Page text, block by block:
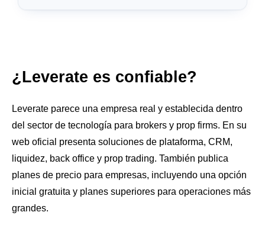
¿Leverate es confiable?
Leverate parece una empresa real y establecida dentro
del sector de tecnología para brokers y prop firms. En su
web oficial presenta soluciones de plataforma, CRM,
liquidez, back office y prop trading. También publica
planes de precio para empresas, incluyendo una opción
inicial gratuita y planes superiores para operaciones más
grandes.